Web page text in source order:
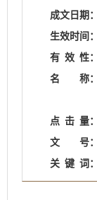
成文日期：
生效时间：
有 效 性：
名
称：
点 击 量：
文
号：
关 键 词：